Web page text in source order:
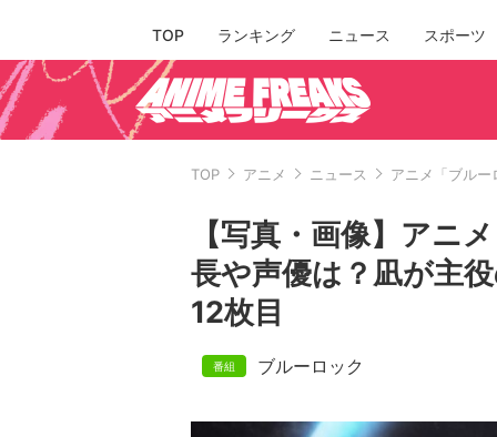
TOP ランキング ニュース スポーツ
TOP アニメ ニュース アニメ「ブル
【写真・画像】アニ
長や声優は？凪が主
12枚目
ブルーロック